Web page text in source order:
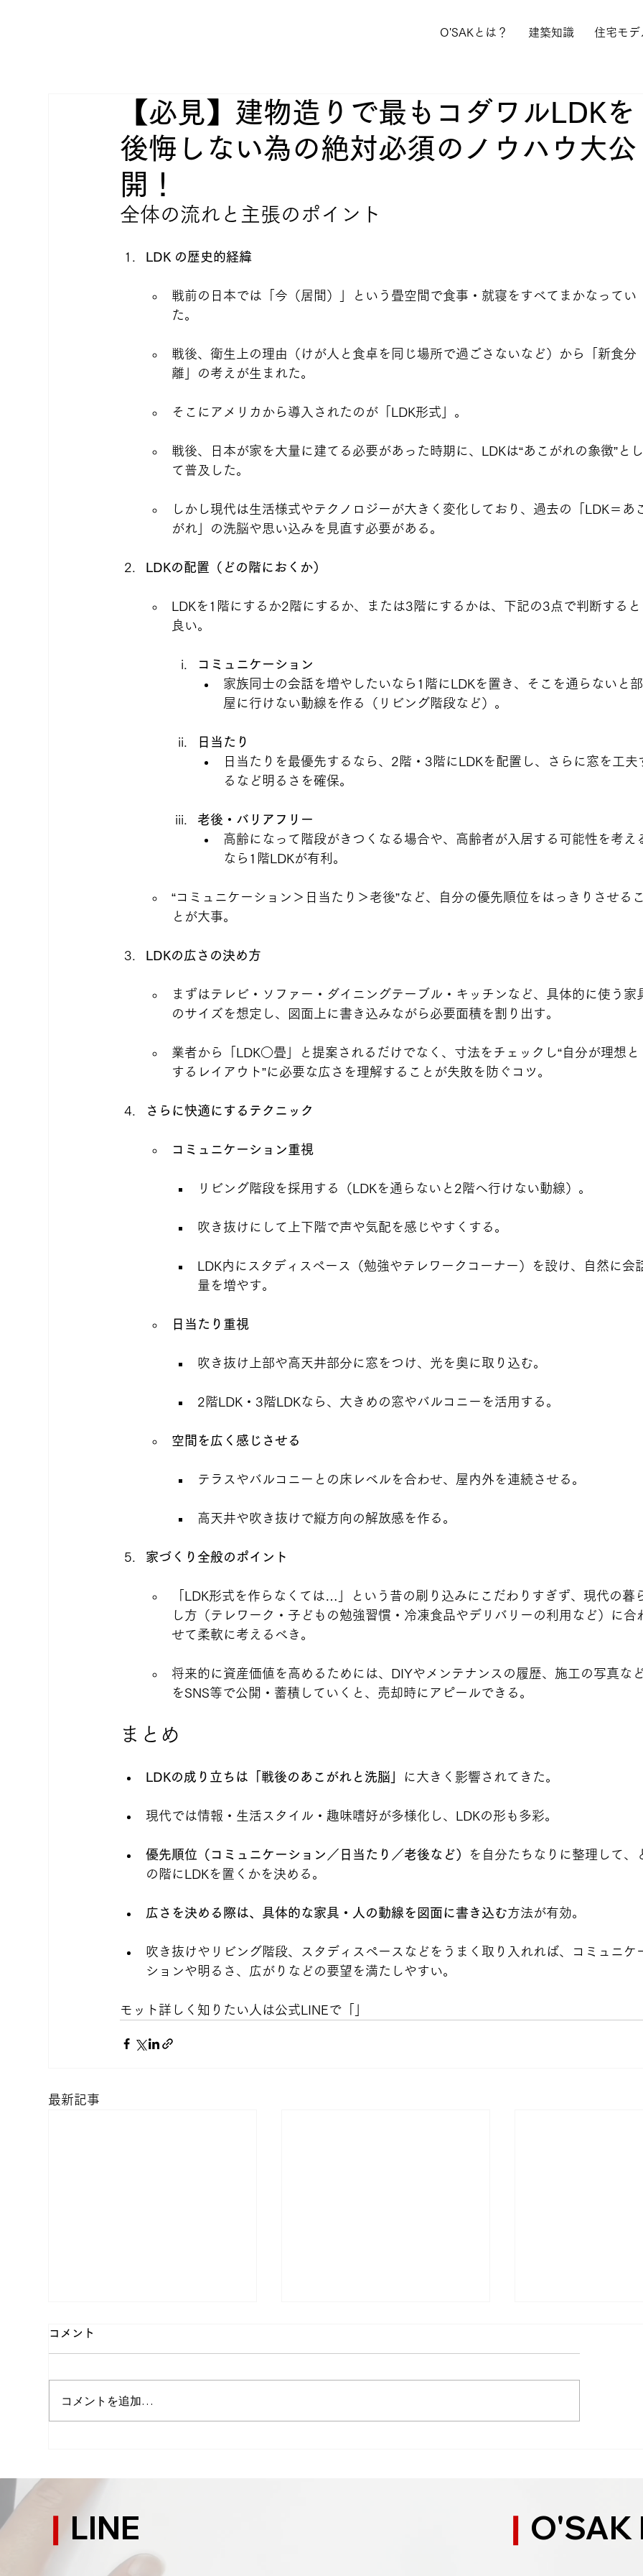
O'SAKとは？ 建築知識 住宅モデ
【必見】建物造りで最もコダワルLDKを
後悔しない為の絶対必須のノウハウ大公
開！
全体の流れと主張のポイント
LDK の歴史的経緯
戦前の日本では「今（居間）」という畳空間で食事・就寝をすべてまかなってい
た。
戦後、衛生上の理由（けが人と食卓を同じ場所で過ごさないなど）から「新食分
離」の考えが生まれた。
そこにアメリカから導入されたのが「LDK形式」。
戦後、日本が家を大量に建てる必要があった時期に、LDKは“あこがれの象徴”と
て普及した。
しかし現代は生活様式やテクノロジーが大きく変化しており、過去の「LDK＝あ
がれ」の洗脳や思い込みを見直す必要がある。
LDKの配置（どの階におくか）
LDKを1階にするか2階にするか、または3階にするかは、下記の3点で判断すると
良い。
コミュニケーション
家族同士の会話を増やしたいなら1階にLDKを置き、そこを通らないと部
屋に行けない動線を作る（リビング階段など）。
日当たり
日当たりを最優先するなら、2階・3階にLDKを配置し、さらに窓を工夫
るなど明るさを確保。
老後・バリアフリー
高齢になって階段がきつくなる場合や、高齢者が入居する可能性を考え
なら1階LDKが有利。
“コミュニケーション＞日当たり＞老後”など、自分の優先順位をはっきりさせる
とが大事。
LDKの広さの決め方
まずはテレビ・ソファー・ダイニングテーブル・キッチンなど、具体的に使う家
のサイズを想定し、図面上に書き込みながら必要面積を割り出す。
業者から「LDK○畳」と提案されるだけでなく、寸法をチェックし“自分が理想と
するレイアウト”に必要な広さを理解することが失敗を防ぐコツ。
さらに快適にするテクニック
コミュニケーション重視
リビング階段を採用する（LDKを通らないと2階へ行けない動線）。
吹き抜けにして上下階で声や気配を感じやすくする。
LDK内にスタディスペース（勉強やテレワークコーナー）を設け、自然に会
量を増やす。
日当たり重視
吹き抜け上部や高天井部分に窓をつけ、光を奥に取り込む。
2階LDK・3階LDKなら、大きめの窓やバルコニーを活用する。
空間を広く感じさせる
テラスやバルコニーとの床レベルを合わせ、屋内外を連続させる。
高天井や吹き抜けで縦方向の解放感を作る。
家づくり全般のポイント
「LDK形式を作らなくては…」という昔の刷り込みにこだわりすぎず、現代の暮
し方（テレワーク・子どもの勉強習慣・冷凍食品やデリバリーの利用など）に合
せて柔軟に考えるべき。
将来的に資産価値を高めるためには、DIYやメンテナンスの履歴、施工の写真な
をSNS等で公開・蓄積していくと、売却時にアピールできる。
まとめ
LDKの成り立ちは「戦後のあこがれと洗脳」 に大きく影響されてきた。
現代では情報・生活スタイル・趣味嗜好が多様化し、LDKの形も多彩。
優先順位（コミュニケーション／日当たり／老後など）
を自分たちなりに整理して、
の階にLDKを置くかを決める。
広さを決める際は、具体的な家具・人の動線を図面に書き込む方法が有効。
吹き抜けやリビング階段、スタディスペースなどをうまく取り入れれば、コミュニケ
ションや明るさ、広がりなどの要望を満たしやすい。
モット詳しく知りたい人は公式LINEで「」
最新記事
とデザイン両立は「面・線・
焦点」で決まる
コメント
コメントを追加…
LINE
O'SAK